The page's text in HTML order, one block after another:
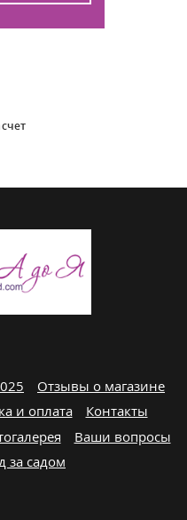
Отзывы о магазине
и оплата
Контакты
Ваши вопросы
за садом